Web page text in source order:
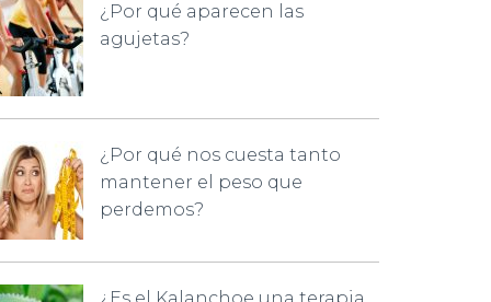
¿Por qué aparecen las
agujetas?
¿Por qué nos cuesta tanto
mantener el peso que
perdemos?